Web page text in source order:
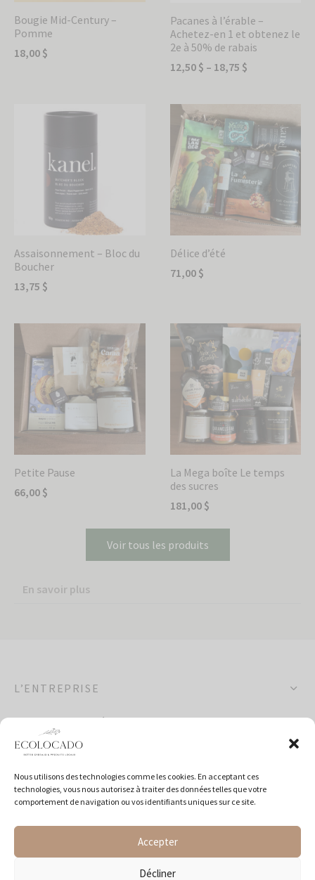
Nous utilisons des technologies comme les cookies. En acceptant ces
technologies, vous nous autorisez à traiter des données telles que votre
comportement de navigation ou vos identifiants uniques sur ce site.
Accepter
Décliner
Bougie Mid-Century –
Pomme
18,00 $
Pacanes à l’érable –
Achetez-en 1 et obtenez le
2e à 50% de rabais
12,50 $ – 18,75 $
Assaisonnement – Bloc du
Boucher
13,75 $
Délice d’été
71,00 $
Petite Pause
66,00 $
La Mega boîte Le temps
des sucres
181,00 $
Voir tous les produits
En savoir plus
L’ENTREPRISE
POLITIQUES
SUIVEZ-NOUS